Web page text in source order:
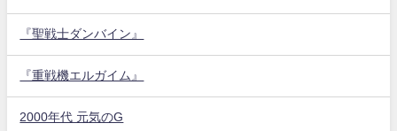
『聖戦士ダンバイン』
『重戦機エルガイム』
2000年代 元気のG